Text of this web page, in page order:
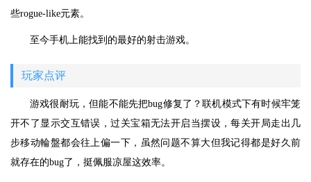
些rogue-like元素。
至今手机上能找到的最好的射击游戏。
玩家点评
游戏很耐玩，但能不能先把bug修复了？联机模式下有时候牢笼
开不了显示交互错误，过关宝箱无法开启当摆设，每关开局走出几
步移动輪盤都会往上偏一下，虽然问题不算大但我记得都是好久前
就存在的bug了，挺佩服凉屋这效率。